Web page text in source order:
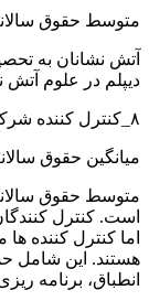
متوسط ​​حقوق سالانه یک
آتش نشانان به
دیپلم در علوم
۸_کنترل کننده شرکتی از مشاغل پر درآمد در کانادا
میانگین حقوق سالانه: ۱۲۰۵۱۵
است. کنترل
اما کنترل کننده
هستند. این شامل
انطباق، برنامه